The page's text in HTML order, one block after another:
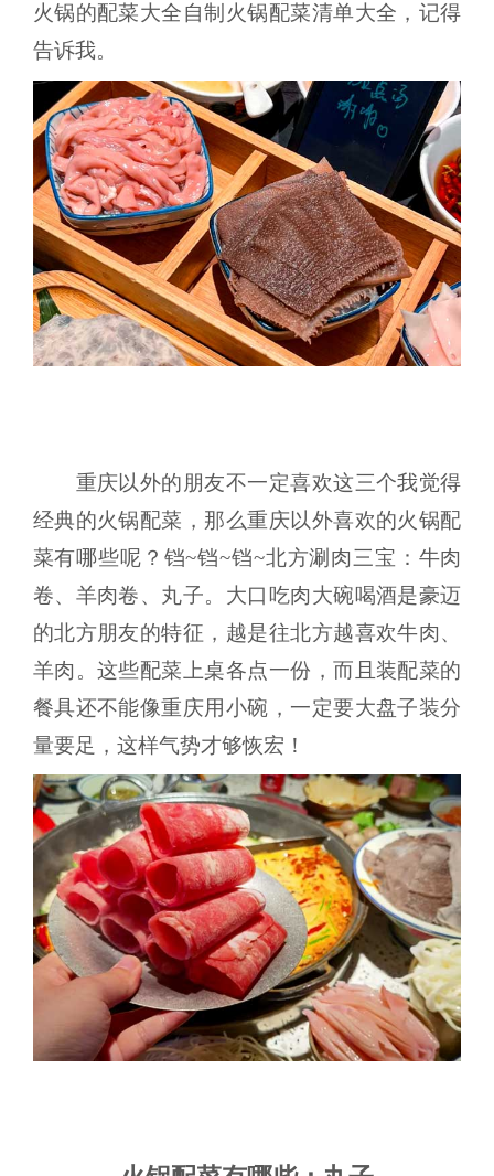
火锅的配菜大全自制火锅配菜清单大全，记得
告诉我。
重庆以外的朋友不一定喜欢这三个我觉得
经典的火锅配菜，那么重庆以外喜欢的火锅配
菜有哪些呢？铛~铛~铛~北方涮肉三宝：牛肉
卷、羊肉卷、丸子。大口吃肉大碗喝酒是豪迈
的北方朋友的特征，越是往北方越喜欢牛肉、
羊肉。这些配菜上桌各点一份，而且装配菜的
餐具还不能像重庆用小碗，一定要大盘子装分
量要足，这样气势才够恢宏！